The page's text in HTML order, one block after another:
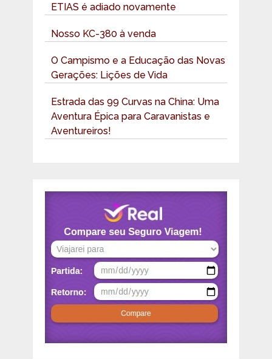
ETIAS é adiado novamente
Nosso KC-380 à venda
O Campismo e a Educação das Novas
Gerações: Lições de Vida
Estrada das 99 Curvas na China: Uma
Aventura Épica para Caravanistas e
Aventureiros!